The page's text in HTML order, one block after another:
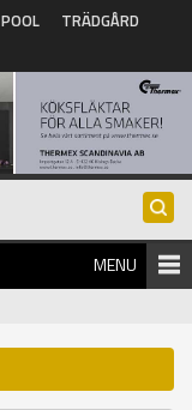
POOL
TRÄDGÅRD
MENU